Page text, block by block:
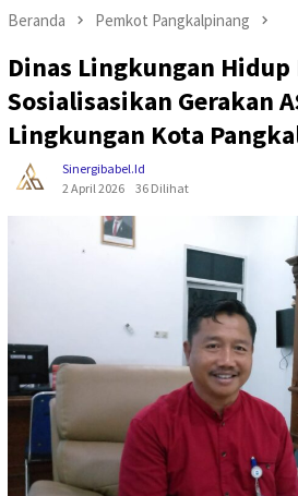
Beranda Pemkot Pangkalpinang
Dinas Lingkungan
Sosialisasikan Gerakan
Lingkungan Kota
Sinergibabel.id
2 April 2026
36 Dilihat